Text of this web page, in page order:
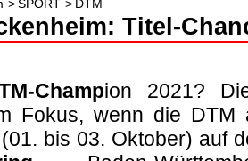
SPORT DTM
Titel-
Champion 2021?
Fokus, wenn die DTM
bis 03. Oktober) auf